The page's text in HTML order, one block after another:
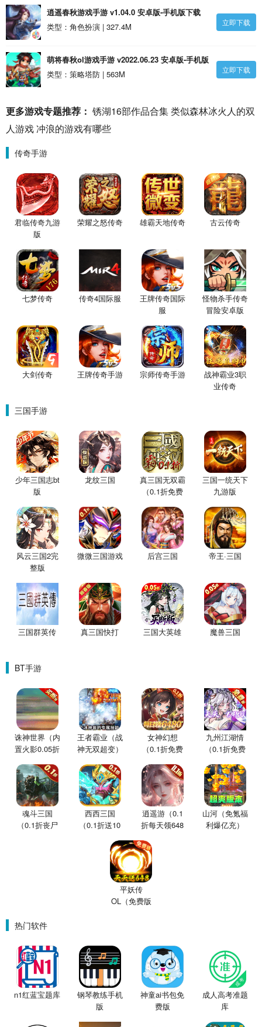
逍遥春秋游戏手游 v1.04.0 安卓版-手机版下载
类型：角色扮演 | 327.4M
立即下载
萌将春秋ol游戏手游 v2022.06.23 安卓版-手机版
下载
类型：策略塔防 | 563M 立即下载
更多游戏专题推荐： 锈湖16部作品合集类似森林冰火人的双
人游戏冲浪的游戏有哪些
传奇手游
君临传奇九游
版
荣耀之怒传奇 雄霸天地传奇 古云传奇
七梦传奇 传奇4国际服
王牌传奇国际
服
怪物杀手传奇
冒险安卓版
大剑传奇 王牌传奇手游 宗师传奇手游
战神霸业3职
业传奇
三国手游
少年三国志bt
版
龙纹三国
真三国无双霸
（0.1折免费
三国一统天下
九游版
风云三国2完
整版
微微三国游戏 后宫三国 帝王·三国
三国群英传 真三国快打 三国大英雄 魔兽三国
BT手游
诛神世界（内
置火影0.05折
王者霸业（战
神无双超变）
女神幻想
（0.1折免费
九州江湖情
（0.1折免费
魂斗三国
（0.1折丧尸
西西三国
（0.1折送10
逍遥游（0.1
折每天领648
山河（免氪福
利爆亿充）
平妖传
OL（免费版
热门软件
n1红蓝宝题库
钢琴教练手机
版
神童ai书包免
费版
成人高考准题
库